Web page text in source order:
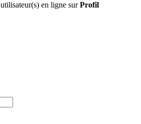
utilisateur(s) en ligne surProfil